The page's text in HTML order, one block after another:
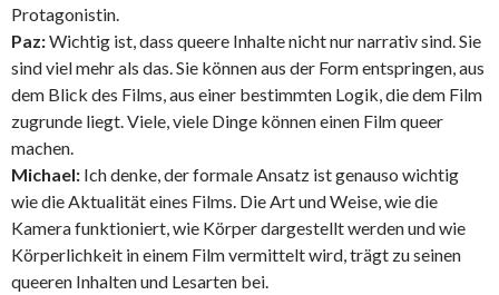
Protagonistin.
Paz:Wichtig ist, dass queere Inhalte nicht nur narrativ sind. Sie
sind viel mehr als das. Sie können aus der Form entspringen, aus
dem Blick des Films, aus einer bestimmten Logik, die dem Film
zugrunde liegt. Viele, viele Dinge können einen Film queer
machen.
Michael: Ich denke, der formale Ansatz ist genauso wichtig
wie die Aktualität eines Films. Die Art und Weise, wie die
Kamera funktioniert, wie Körper dargestellt werden und wie
Körperlichkeit in einem Film vermittelt wird, trägt zu seinen
queeren Inhalten und Lesarten bei.